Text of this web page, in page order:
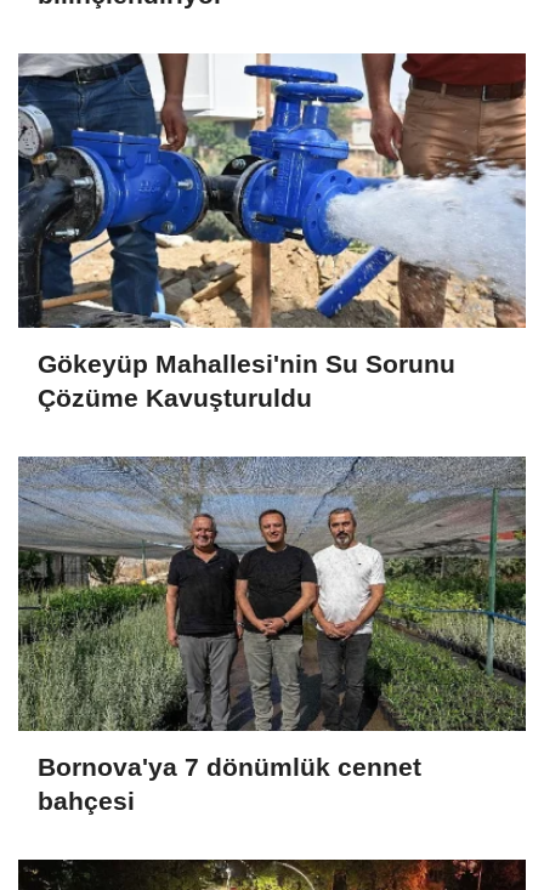
Gökeyüp Mahallesi'nin Su Sorunu
Çözüme Kavuşturuldu
Bornova'ya 7 dönümlük cennet
bahçesi